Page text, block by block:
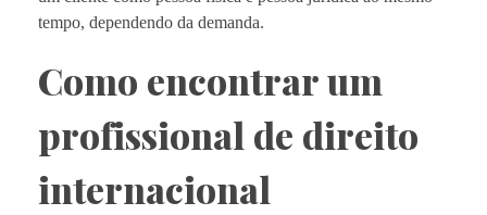
tempo, dependendo da demanda.
Como encontrar um
profissional de direito
internacional